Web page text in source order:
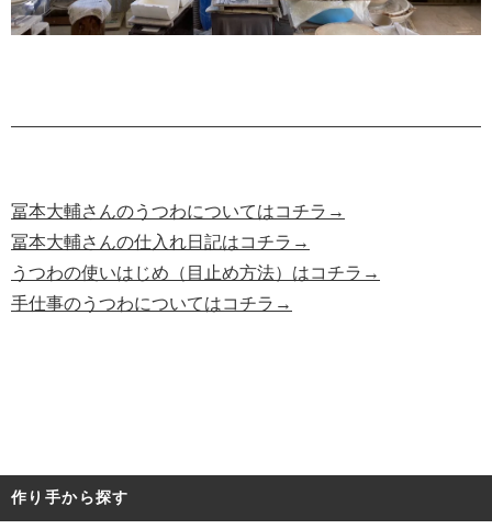
冨本大輔さんのうつわについてはコチラ→
冨本大輔さんの仕入れ日記はコチラ→
うつわの使いはじめ（目止め方法）はコチラ→
手仕事のうつわについてはコチラ→
作り手から探す